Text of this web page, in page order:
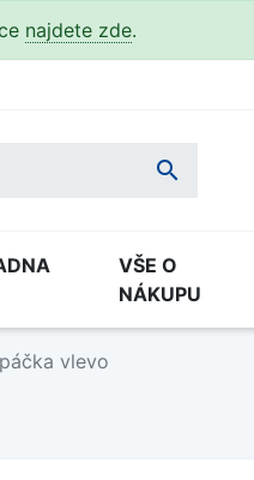
najdete zde.

VŠE O
NÁKUPU
vlevo